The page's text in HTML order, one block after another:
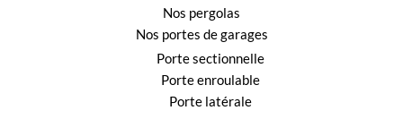
Nos pergolas
Nos portes de garages
Porte sectionnelle
Porte enroulable
Porte latérale